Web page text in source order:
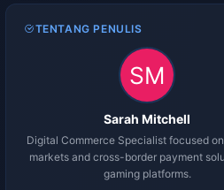
TENTANG PENULIS
Sarah Mitchell
Digital Commerce Specialist focused
markets and cross-border payment
gaming platforms.